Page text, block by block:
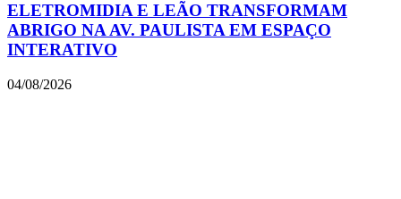
ELETROMIDIA E LEÃO TRANSFORMAM
ABRIGO NA AV. PAULISTA EM ESPAÇO
INTERATIVO
04/08/2026